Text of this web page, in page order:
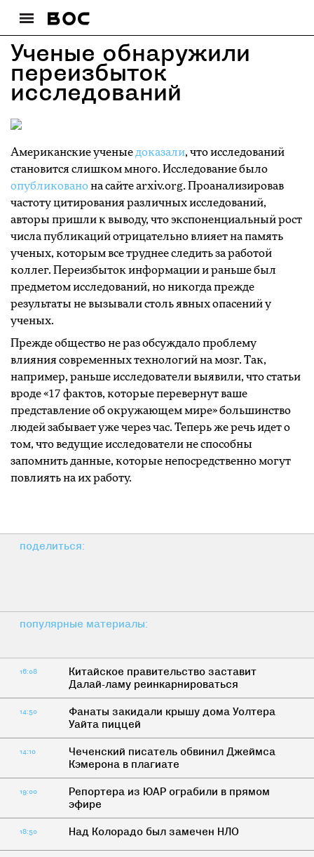
Ученые обнаружили
переизбыток
исследований
Американские ученые доказали, что исследований
становится слишком много. Исследование было
опубликованона сайте arxiv.org. Проанализировав
частоту цитирования различных исследований,
авторы пришли к выводу, что экспоненциальный рост
числа публикаций отрицательно влияет на память
ученых, которым все труднее следить за работой
коллег. Переизбыток информации и раньше был
предметом исследований, но никогда прежде
результаты не вызывали столь явных опасений у
ученых.
Прежде общество не раз обсуждало проблему
влияния современных технологий на мозг. Так,
например, раньше исследователи выявили, что статьи
вроде «17 фактов, которые перевернут ваше
представление об окружающем мире» большинство
людей забывает уже через час. Теперь же речь идет о
том, что ведущие исследователи не способны
запомнить данные, которые непосредственно могут
повлиять на их работу.
поделиться:
популярные материалы:
16:08
Китайское правительство заставит
Далай-ламу реинкарнироваться
14:50
Фанаты закидали крышу дома Уолтера
Уайта пиццей
14:10
Чеченский писатель обвинил Джеймса
Кэмерона в плагиате
19:00
Репортера из ЮАР ограбили в прямом
эфире
18:50 Над Колорадо был замечен НЛО